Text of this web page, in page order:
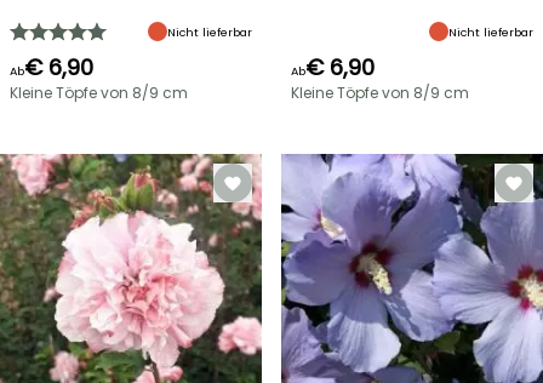
Nicht lieferbar
Ab€ 6,90
Kleine Töpfe von 8/9 cm
Nicht lieferbar
Ab€ 6,90
Kleine Töpfe von 8/9 cm